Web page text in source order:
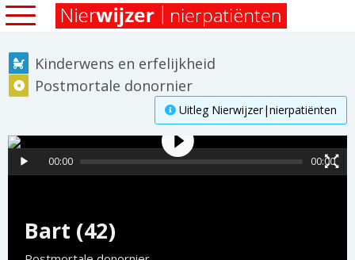
Kinderwens en erfelijkheid
Postmortale donornier
Uitleg Nierwijzer|nierpatiënten
Bart (42)
00:00 00:00